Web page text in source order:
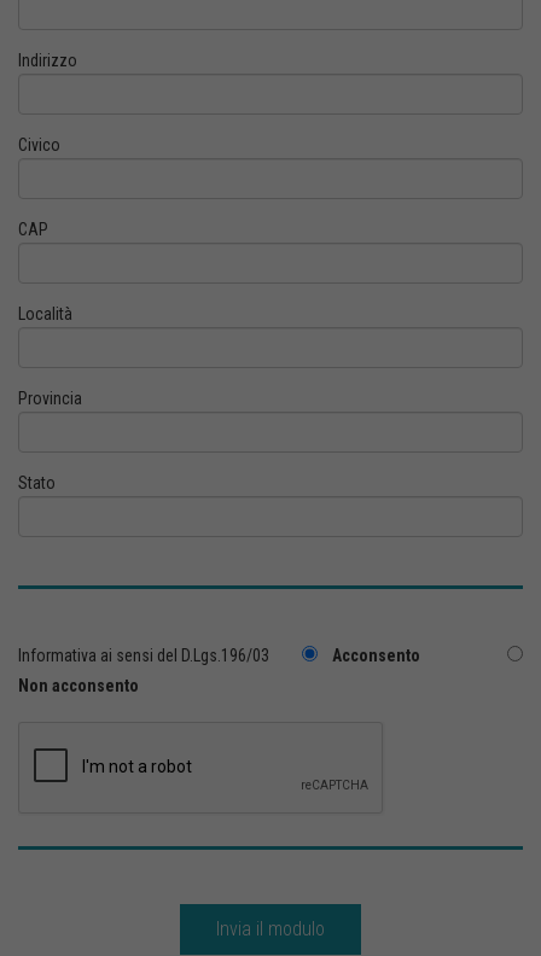
Indirizzo
Civico
CAP
Località
Provincia
Stato
Informativa ai sensi del D.Lgs.196/03
Acconsento
Non acconsento
Invia il modulo